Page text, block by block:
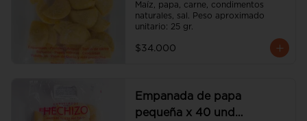
(Congeladas)
Maíz, papa, carne, condimentos
naturales, sal. Peso aproximado
unitario: 25 gr.
$34.000
Empanada de papa
pequeña x 40 und